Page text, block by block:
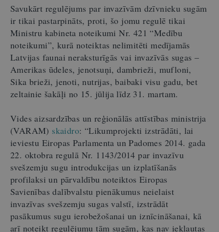
Savukārt regulējums par invazīvām dzīvnieku sugām
ir tikai pastarpināts, proti, šo jomu regulē tikai
Ministru kabineta noteikumi Nr. 421 “Medību
noteikumi”, kurā noteiktas nelimitēti medījamās
Latvijas faunai neraksturīgās vai invazīvās sugas –
Amerikas ūdeles, jenotsuņi, dambrieži, mufloni,
Sika brieži, jenoti, nutrijas, baibaki visu gadu, bet
zeltainie šakāļi no 15. jūlija līdz 31. martam.
Vides aizsardzības un reģionālās attīstības ministrija
(VARAM) skaidro: “Likumprojekti izstrādāti, lai
ieviestu Eiropas Parlamenta un Padomes 2014. gada
22. oktobra regulā Nr. 1143/2014 par invazīvu
svešzemju sugu introdukcijas un izplatīšanās
profilaksi un pārvaldību noteiktos Eiropas
Savienības dalībvalstu pienākumus neielaist
invazīvas svešzemju sugas valstī, izstrādāt
pasākumus sugu ierobežošanai un iznīcināšanai, kā
arī noteikt regulējumu tām sugām, kas nav iekļautas